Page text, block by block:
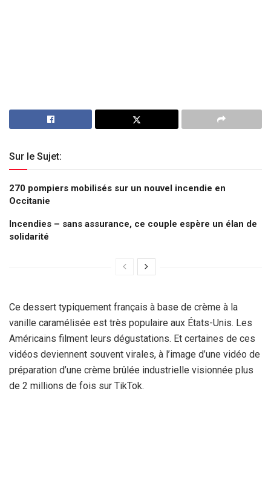
Sur le Sujet:
270 pompiers mobilisés sur un nouvel incendie en
Occitanie
Incendies – sans assurance, ce couple espère un élan de
solidarité
Ce dessert typiquement français à base de crème à la
vanille caramélisée est très populaire aux États-Unis. Les
Américains filment leurs dégustations. Et certaines de ces
vidéos deviennent souvent virales, à l’image d’une vidéo de
préparation d’une crème brûlée industrielle visionnée plus
de 2 millions de fois sur TikTok.